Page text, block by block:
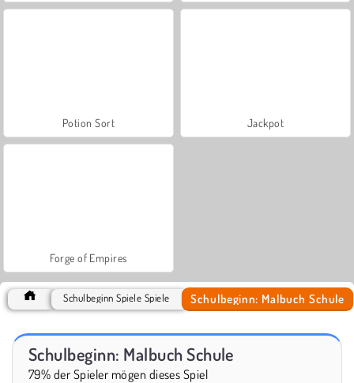
Potion Sort Jackpot
Forge of Empires
Schulbeginn Spiele Spiele Schulbeginn: Malbuch Schule
Schulbeginn: Malbuch Schule
79% der Spieler mögen dieses Spiel